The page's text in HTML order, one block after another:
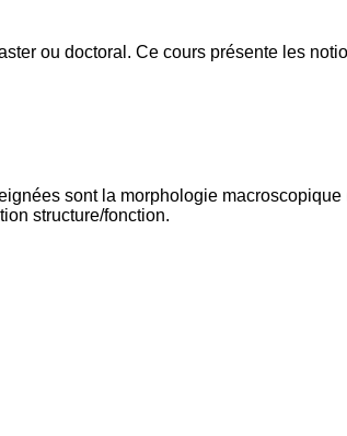
ou doctoral. Ce cours présente les
sont la morphologie
structure/fonction.